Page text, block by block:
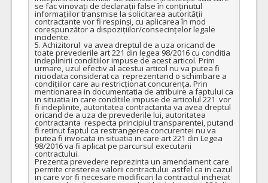
se fac vinovați de declarații false în conținutul
informațiilor transmise la solicitarea autorității
contractante vor fi respinși, cu aplicarea în mod
corespunzător a dispozițiilor/consecințelor legale
incidente.
5. Achizitorul  va avea dreptul de a uza oricand de
toate prevederile art 221 din legea 98/2016 cu conditia
indeplinirii conditiilor impuse de acest articol. Prim
urmare, uzul efectiv al acestui articol nu va putea fi
niciodata considerat ca  reprezentand o schimbare a
condițiilor care au restricționat concurența. Prin
mentionarea in documentatia de atribuire a faptului ca
in situatia in care conditiile impuse de articolul 221  vor
fi indeplinite, autoritatea contractanta va avea dreptul
oricand de a uza de prevederile lui, autoritatea
contractanta  respecta principiul transparentei, putand
fi retinut faptul ca restrangerea concurentei nu va
putea fi invocata in situatia in care art 221 din Legea
98/2016 va fi aplicat pe parcursul executarii
contractului.
Prezenta prevedere reprezinta un amendament care
permite cresterea valorii contractului  astfel ca in cazul
in care vor fi necesare modificari la contractul incheiat